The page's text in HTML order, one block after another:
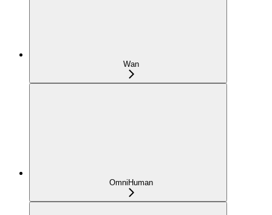
Wan
OmniHuman